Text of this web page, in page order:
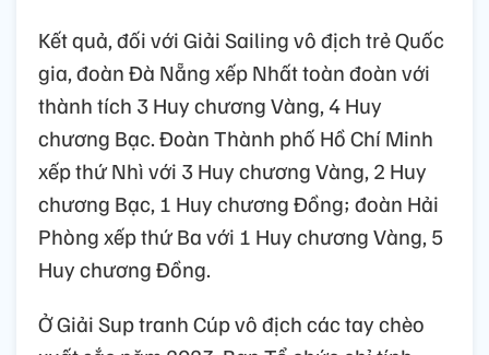
Kết quả, đối với Giải Sailing vô địch trẻ Quốc
gia, đoàn Đà Nẵng xếp Nhất toàn đoàn với
thành tích 3 Huy chương Vàng, 4 Huy
chương Bạc. Đoàn Thành phố Hồ Chí Minh
xếp thứ Nhì với 3 Huy chương Vàng, 2 Huy
chương Bạc, 1 Huy chương Đồng; đoàn Hải
Phòng xếp thứ Ba với 1 Huy chương Vàng, 5
Huy chương Đồng.
Ở Giải Sup tranh Cúp vô địch các tay chèo